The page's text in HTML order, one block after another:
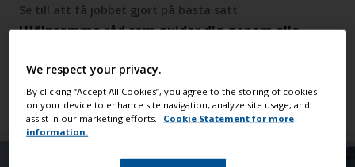
Se till att få jobbet gjort på bästa sätt
Hjälpsamma råd som guidar dig genom alla
Visa alla råd
We respect your privacy.
By clicking “Accept All Cookies”, you agree to the storing of cookies
on your device to enhance site navigation, analyze site usage, and
assist in our marketing efforts.
Cookie Statement for more
information.